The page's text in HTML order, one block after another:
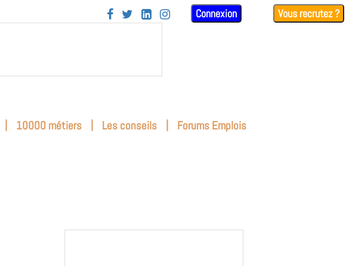
    Connexion Vous recrutez ?
| 10000 métiers | Les conseils | Forums Emplois